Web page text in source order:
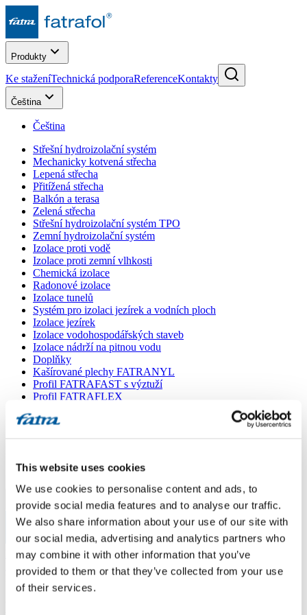
This website uses cookies
We use cookies to personalise content and ads, to
provide social media features and to analyse our traffic.
We also share information about your use of our site with
our social media, advertising and analytics partners who
may combine it with other information that you’ve
provided to them or that they’ve collected from your use
of their services.
Produkty
Ke staženíTechnická podporaReferenceKontakty
Čeština
Čeština
Střešní hydroizolační systém
Mechanicky kotvená střecha
Lepená střecha
Přitížená střecha
Balkón a terasa
Zelená střecha
Střešní hydroizolační systém TPO
Zemní hydroizolační systém
Izolace proti vodě
Izolace proti zemní vlhkosti
Chemická izolace
Radonové izolace
Izolace tunelů
Systém pro izolaci jezírek a vodních ploch
Izolace jezírek
Izolace vodohospodářských staveb
Izolace nádrží na pitnou vodu
Doplňky
Kašírované plechy FATRANYL
Profil FATRAFAST s výztuží
Profil FATRAFLEX
Parozábrana a tepelná izolace
VŠECHNY PRODUKTY
Menu
Menu
Domů/
Poradna
Další vrstva PVC folie